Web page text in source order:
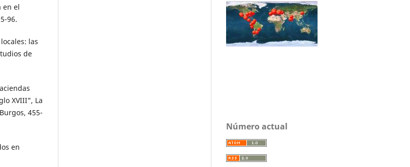
en el
96.
las
de
XVIII", La
455-
en
Número actual